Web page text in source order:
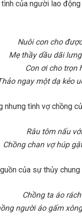
của người lao
Nuôi con cho
Mẹ thầy dầu dãi
Con ơi cho trọn
ngay một dạ kẻo
nhưng tình vợ chồng
Râu tôm nấu
Chồng chan vợ húp
của sự thủy
Chồng ta áo
người áo gấm